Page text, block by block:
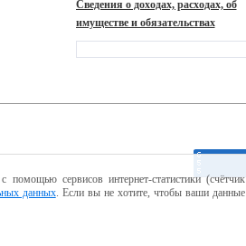
Сведения о доходах, расходах, об
имуществе и обязательствах
сервисов интернет-статистики (счётчик
данных. Если вы не хотите, чтобы ваши данные